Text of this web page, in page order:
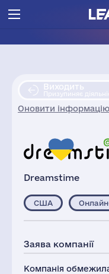
Виходить
Призупиняє
Оновити
Dreamstime
США
Заява компанії
Компанія